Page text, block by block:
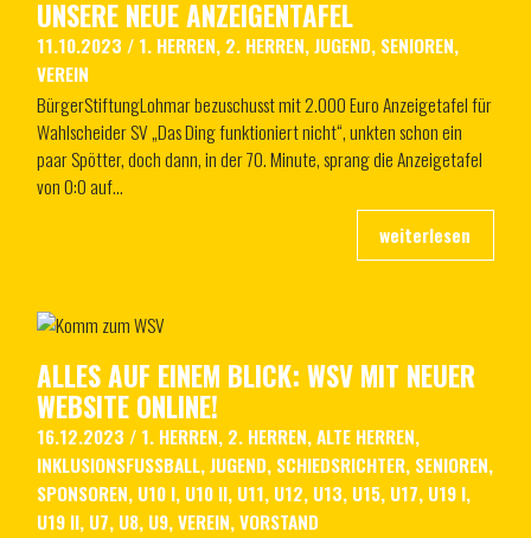
UNSERE NEUE ANZEIGENTAFEL
11.10.2023 / 1. HERREN, 2. HERREN,JUGEND, SENIOREN,
VEREIN
BürgerStiftungLohmar bezuschusst mit 2.000 Euro Anzeigetafel für
Wahlscheider SV „Das Ding funktioniert nicht“, unkten schon ein
paar Spötter, doch dann, in der 70. Minute, sprang die Anzeigetafel
von 0:0 auf…
ALLES AUF EINEM BLICK: WSV MIT NEUER
WEBSITE ONLINE!
16.12.2023 / 1. HERREN, 2. HERREN,ALTE HERREN,
INKLUSIONSFUSSBALL ,JUGEND, SCHIEDSRICHTER, SENIOREN,
SPONSOREN, U10 I, U10 II, U11, U12, U13, U15, U17, U19 I,
U19 II, U7, U8, U9,VEREIN,VORSTAND